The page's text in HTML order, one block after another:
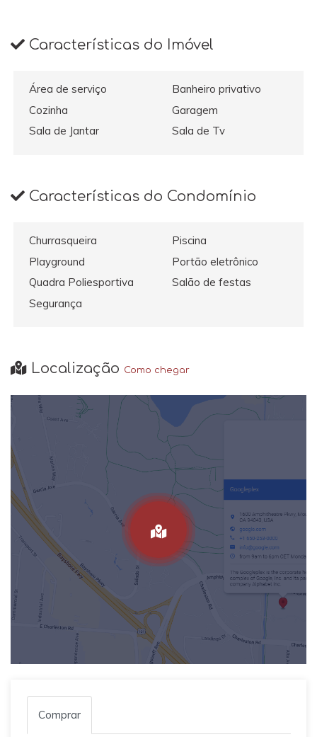
Características do Imóvel
Área de serviço
Banheiro privativo
Cozinha
Garagem
Sala de Jantar
Sala de Tv
Características do Condomínio
Churrasqueira
Piscina
Playground
Portão eletrônico
Quadra Poliesportiva
Salão de festas
Segurança
Localização Como chegar
Comprar